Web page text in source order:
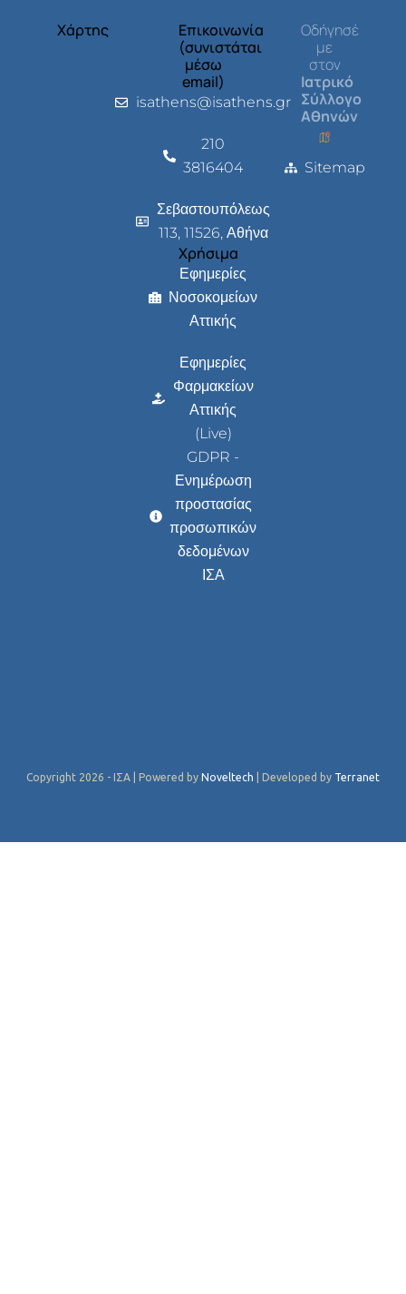
Χάρτης
Επικοινωνία
(συνιστάται
μέσω
email)
isathens@isathens.gr
210
3816404
Σεβαστουπόλεως
113, 11526, Αθήνα
Χρήσιμα
Εφημερίες
Νοσοκομείων
Αττικής
Εφημερίες
Φαρμακείων
Αττικής
(Live)
GDPR -
Ενημέρωση
προστασίας
προσωπικών
δεδομένων
ΙΣΑ
Οδήγησέ
με
στον
Ιατρικό
Σύλλογο
Αθηνών
Sitemap
Copyright 2026 - ΙΣΑ | Powered by Noveltech | Developed by Terranet